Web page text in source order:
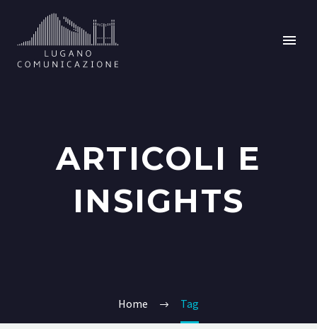
ARTICOLI E
INSIGHTS
Home Tag